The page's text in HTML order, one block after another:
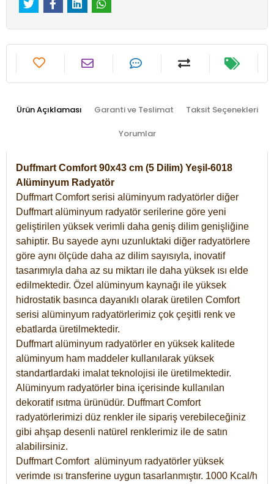
Ürün Açıklaması Garanti ve Teslimat Taksit Seçenekleri
Yorumlar
Duffmart Comfort 90x43 cm (5 Dilim) Yeşil-6018
Alüminyum Radyatör
Duffmart Comfort serisi alüminyum radyatörler diğer
Duffmart alüminyum radyatör serilerine göre yeni
geliştirilen yüksek verimli daha geniş dilim genişliğine
sahiptir. Bu sayede aynı uzunluktaki diğer radyatörlere
göre aynı ölçüde daha az dilim sayısıyla, inovatif
tasarımıyla daha az su miktarı ile daha yüksek ısı elde
edilmektedir. Özel alüminyum kaynağı ile yüksek
hidrostatik basınca dayanıklı olarak üretilen Comfort
serisi alüminyum radyatörlerimiz çok çeşitli renk ve
ebatlarda üretilmektedir.
Duffmart alüminyum radyatörler en yüksek kalitede
alüminyum ham maddeler kullanılarak yüksek
standartlardaki imalat teknolojisi ile üretilmektedir.
Alüminyum radyatörler bina içerisinde kullanılan
dekoratif ısıtma ürünüdür. Duffmart Comfort
radyatörlerimizi düz renkler ile sipariş verebileceğiniz
gibi ahşap desenli natürel renklerimiz ile de satın
alabilirsiniz.
Duffmart Comfort alüminyum radyatörler yüksek
verimde ısı transferine uygun tasarlanmıştır. 1000 Kcal/h